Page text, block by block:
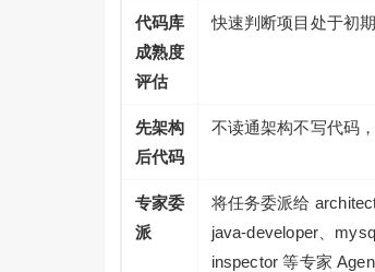
代码库
成熟度
评估
快速判断项目处于初
先架构
后代码
不读通架构不写代码
专家委
派
将任务委派给
java-developer、
inspector 等专家